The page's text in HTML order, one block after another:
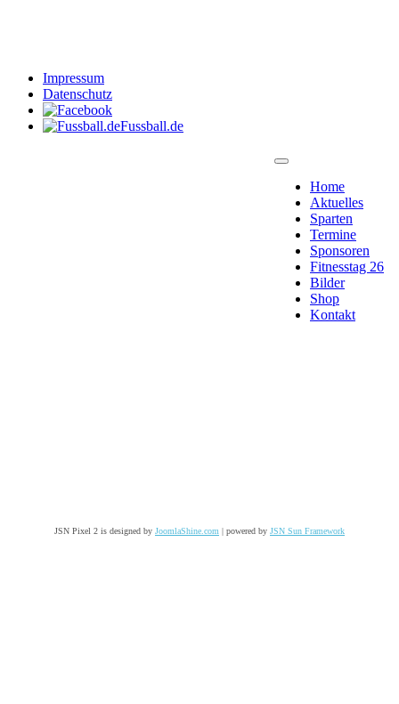
Impressum
Datenschutz
Fussball.de
Home
Aktuelles
Sparten
Termine
Sponsoren
Fitnesstag 26
Bilder
Shop
Kontakt
JSN Pixel 2 is designed by JoomlaShine.com | powered by JSN Sun Framework